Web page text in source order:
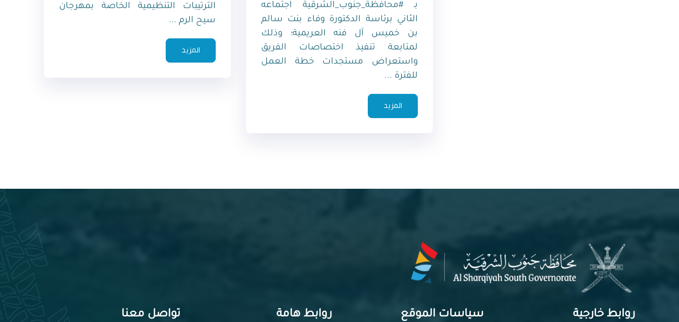
بـ #محافظة_جنوب_الشرقية اجتماعه
الثاني برئاسة الدكتورة وفاء بنت سالم
بن خميس آل فنه العريمية؛ وذلك
لمتابعة تنفيذ اختصاصات الفريق
واستعراض مستجدات خطة العمل
للفترة ...
المزيد
الترتيبات التنظيمية الخاصة بمهرجان
سيح الرم ...
المزيد
روابط خارجية سياسات الموقع روابط هامة تواصل معنا